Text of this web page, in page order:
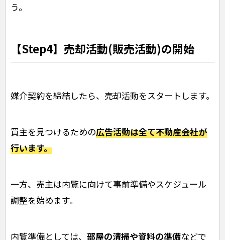
う。
【Step4】売却活動(販売活動)の開始
媒介契約を締結したら、売却活動をスタートします。
買主を見つけるための広告活動は全て不動産会社が
行います。
一方、売主は内覧に向けて事前準備やスケジュール
調整を始めます。
内覧準備としては、 部屋の清掃や資料の準備などで